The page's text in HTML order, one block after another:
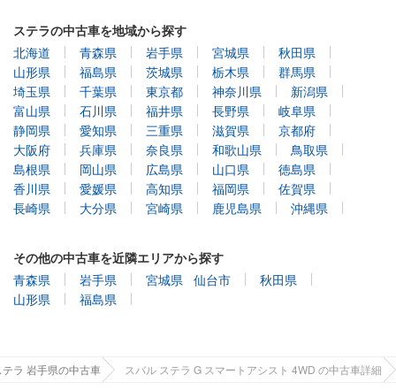
ステラの中古車を地域から探す
北海道
青森県 岩手県 宮城県
秋田県
山形県
福島県 茨城県 栃木県
群馬県
埼玉県
千葉県 東京都 神奈川県
新潟県
富山県
石川県 福井県 長野県
岐阜県
静岡県
愛知県 三重県 滋賀県
京都府
大阪府
兵庫県 奈良県 和歌山県
鳥取県
島根県
岡山県 広島県 山口県
徳島県
香川県
愛媛県 高知県 福岡県
佐賀県
長崎県
大分県 宮崎県 鹿児島県 沖縄県
その他の中古車を近隣エリアから探す
青森県
岩手県 宮城県 仙台市
秋田県
山形県
福島県
テラ 岩手県の中古車 スバル ステラ G スマートアシスト 4WD の中古車詳細